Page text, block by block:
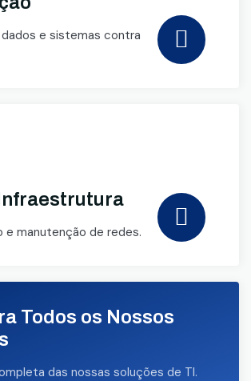
e sistemas contra
e manutenção de redes.
Todos os Nossos
das nossas soluções de TI.